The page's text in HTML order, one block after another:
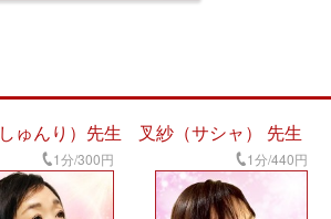
ゅんり）先生
1分/300円
叉紗（サシャ） 先生
1分/440円